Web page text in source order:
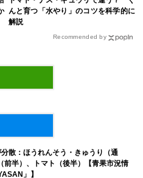
んと育つ「水やり」のコツを科学的に
解説
Recommended by
散：ほうれんそう・きゅうり（通
前半）、トマト（後半）【青果市況情
」】